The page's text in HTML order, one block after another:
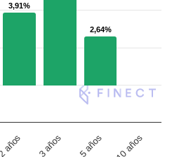
3,91%
3,91%
2,64%
2,64%
3 años 5 años 10 años